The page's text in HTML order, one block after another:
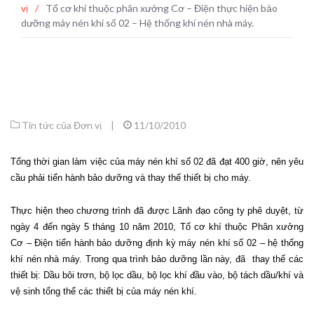
vị /
Tổ cơ khí thuộc phân xưởng Cơ – Điện thực hiện bảo
dưỡng máy nén khí số 02 – Hệ thống khí nén nhà máy.
Tin tức của Đơn vị | 11/10/2010
Tổng thời gian làm việc của máy nén khí số 02 đã đạt 400 giờ, nên yêu
cầu phải tiến hành bảo dưỡng và thay thế thiết bị cho máy.
Thực hiện theo chương trình đã được Lãnh đạo công ty phê duyệt, từ
ngày 4 đến ngày 5 tháng 10 năm 2010, Tổ cơ khí thuộc Phân xưởng
Cơ – Điện tiến hành bảo dưỡng định kỳ máy nén khí số 02 – hệ thống
khí nén nhà máy. Trong qua trình bảo dưỡng lần này, đã thay thế các
thiết bị: Dầu bôi trơn, bộ lọc dầu, bộ lọc khí đầu vào, bộ tách dầu/khí và
vệ sinh tổng thể các thiết bị của máy nén khí.